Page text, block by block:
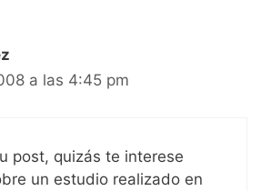
a las 4:45 pm
post, quizás te interese
un estudio realizado en